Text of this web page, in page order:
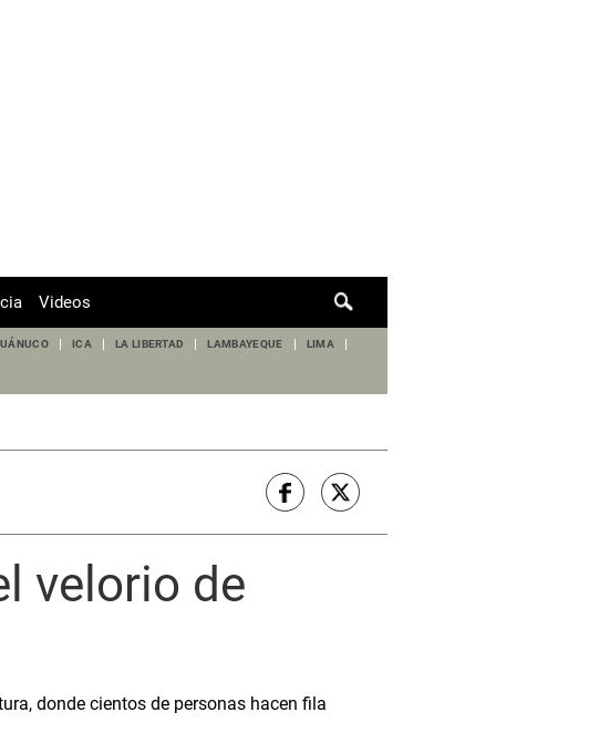
de
Videos
ICA LA LIBERTAD LAMBAYEQUE LIMA
velorio de
donde cientos de personas hacen fila